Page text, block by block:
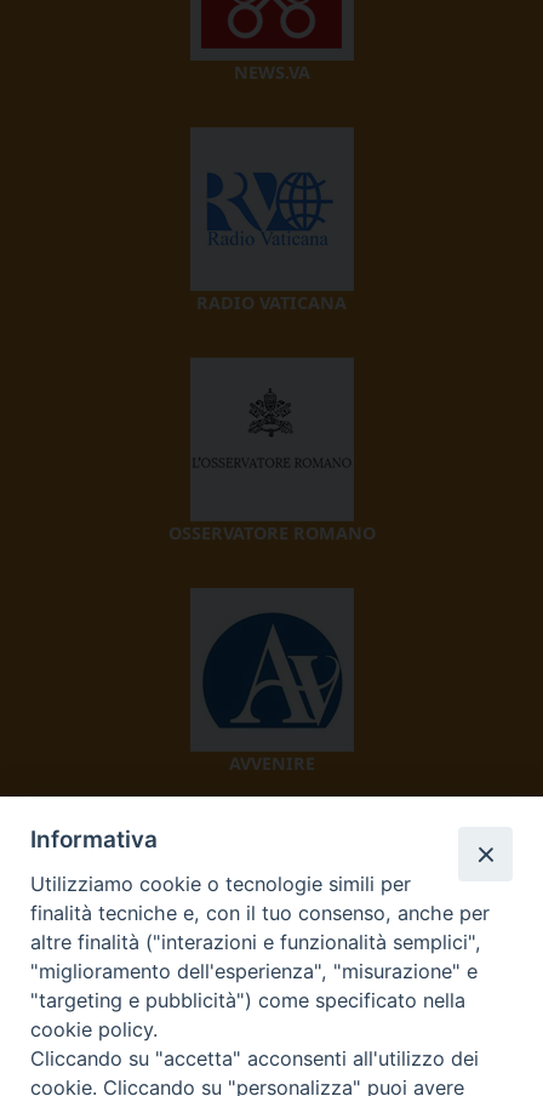
NEWS.VA
RADIO VATICANA
OSSERVATORE ROMANO
AVVENIRE
TV 2000
Informativa
Utilizziamo cookie o tecnologie simili per
finalità tecniche e, con il tuo consenso, anche per
altre finalità ("interazioni e funzionalità semplici",
"miglioramento dell'esperienza", "misurazione" e
"targeting e pubblicità") come specificato nella
cookie policy.
Cliccando su "accetta" acconsenti all'utilizzo dei
cookie. Cliccando su "personalizza" puoi avere